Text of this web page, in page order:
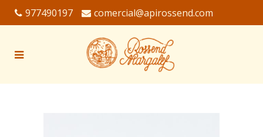
977490197 comercial@apirossend.com